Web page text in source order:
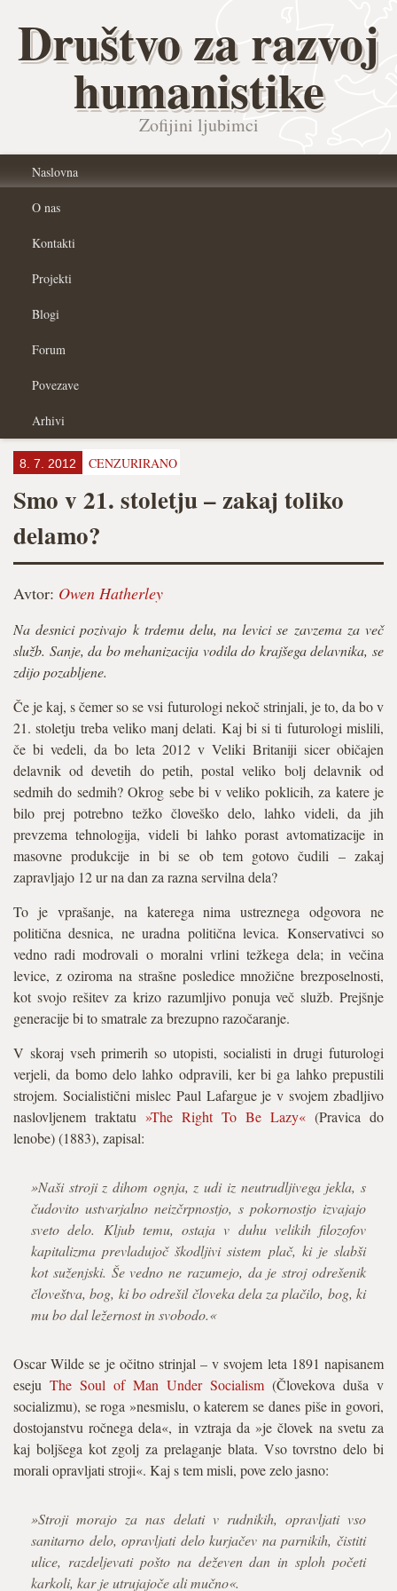
Društvo za razvoj
humanistike
Zofijini ljubimci
Naslovna
O nas
Kontakti
Projekti
Blogi
Forum
Povezave
Arhivi
8. 7. 2012 CENZURIRANO
Smo v 21. stoletju – zakaj toliko
delamo?
Avtor: Owen Hatherley
Na desnici pozivajo k trdemu delu, na levici se zavzema za več
služb. Sanje, da bo mehanizacija vodila do krajšega delavnika, se
zdijo pozabljene.
Če je kaj, s čemer so se vsi futurologi nekoč strinjali, je to, da bo v
21. stoletju treba veliko manj delati. Kaj bi si ti futurologi mislili,
če bi vedeli, da bo leta 2012 v Veliki Britaniji sicer običajen
delavnik od devetih do petih, postal veliko bolj delavnik od
sedmih do sedmih? Okrog sebe bi v veliko poklicih, za katere je
bilo prej potrebno težko človeško delo, lahko videli, da jih
prevzema tehnologija, videli bi lahko porast avtomatizacije in
masovne produkcije in bi se ob tem gotovo čudili – zakaj
zapravljajo 12 ur na dan za razna servilna dela?
To je vprašanje, na katerega nima ustreznega odgovora ne
politična desnica, ne uradna politična levica. Konservativci so
vedno radi modrovali o moralni vrlini težkega dela; in večina
levice, z oziroma na strašne posledice množične brezposelnosti,
kot svojo rešitev za krizo razumljivo ponuja več služb. Prejšnje
generacije bi to smatrale za brezupno razočaranje.
V skoraj vseh primerih so utopisti, socialisti in drugi futurologi
verjeli, da bomo delo lahko odpravili, ker bi ga lahko prepustili
strojem. Socialistični mislec Paul Lafargue je v svojem zbadljivo
naslovljenem traktatu »The Right To Be Lazy« (Pravica do
lenobe) (1883), zapisal:
»Naši stroji z dihom ognja, z udi iz neutrudljivega jekla, s
čudovito ustvarjalno neizčrpnostjo, s pokornostjo izvajajo
sveto delo. Kljub temu, ostaja v duhu velikih filozofov
kapitalizma prevladujoč škodljivi sistem plač, ki je slabši
kot suženjski. Še vedno ne razumejo, da je stroj odrešenik
človeštva, bog, ki bo odrešil človeka dela za plačilo, bog, ki
mu bo dal ležernost in svobodo.«
Oscar Wilde se je očitno strinjal – v svojem leta 1891 napisanem
eseju The Soul of Man Under Socialism (Človekova duša v
socializmu), se roga »nesmislu, o katerem se danes piše in govori,
dostojanstvu ročnega dela«, in vztraja da »je človek na svetu za
kaj boljšega kot zgolj za prelaganje blata. Vso tovrstno delo bi
morali opravljati stroji«. Kaj s tem misli, pove zelo jasno:
»Stroji morajo za nas delati v rudnikih, opravljati vso
sanitarno delo, opravljati delo kurjačev na parnikih, čistiti
ulice, razdeljevati pošto na deževen dan in sploh početi
karkoli, kar je utrujajoče ali mučno«.